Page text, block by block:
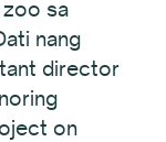
sa
nang
director
on